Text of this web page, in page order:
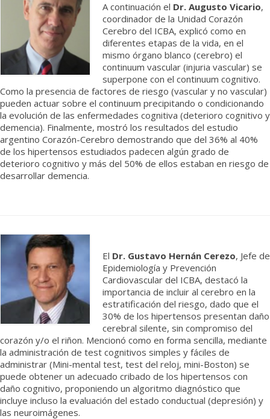
A continuación el Dr. Augusto Vicario,
coordinador de la Unidad Corazón
Cerebro del ICBA, explicó como en
diferentes etapas de la vida, en el
mismo órgano blanco (cerebro) el
continuum vascular (injuria vascular) se
superpone con el continuum cognitivo.
Como la presencia de factores de riesgo (vascular y no vascular)
pueden actuar sobre el continuum precipitando o condicionando
la evolución de las enfermedades cognitiva (deterioro cognitivo y
demencia). Finalmente, mostró los resultados del estudio
argentino Corazón-Cerebro demostrando que del 36% al 40%
de los hipertensos estudiados padecen algún grado de
deterioro cognitivo y más del 50% de ellos estaban en riesgo de
desarrollar demencia.
El Dr. Gustavo Hernán Cerezo, Jefe de
Epidemiología y Prevención
Cardiovascular del ICBA, destacó la
importancia de incluir al cerebro en la
estratificación del riesgo, dado que el
30% de los hipertensos presentan daño
cerebral silente, sin compromiso del
corazón y/o el riñon. Mencionó como en forma sencilla, mediante
la administración de test cognitivos simples y fáciles de
administrar (Mini-mental test, test del reloj, mini-Boston) se
puede obtener un adecuado cribado de los hipertensos con
daño cognitivo, proponiendo un algoritmo diagnóstico que
incluye incluso la evaluación del estado conductual (depresión) y
las neuroimágenes.